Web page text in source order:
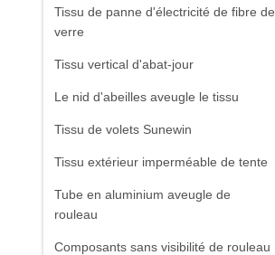
Tissu de panne d'électricité de fibre de
verre
Tissu vertical d'abat-jour
Le nid d'abeilles aveugle le tissu
Tissu de volets Sunewin
Tissu extérieur imperméable de tente
Tube en aluminium aveugle de
rouleau
Composants sans visibilité de rouleau